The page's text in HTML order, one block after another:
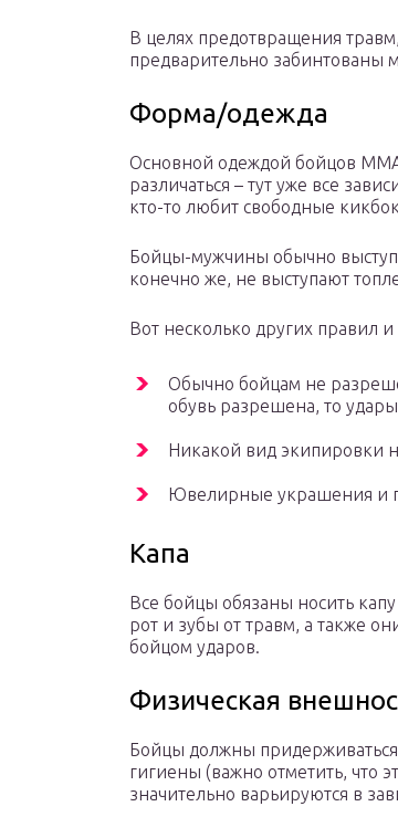
В целях предотвращения
предварительно забинтованы
Форма/одежда
Основной одеждой бойцов
различаться – тут уже все
кто-то любит свободные
Бойцы-мужчины обычно
конечно же, не выступают
Вот несколько других правил
Обычно бойцам не
обувь разрешена, то
Никакой вид экипировки
Ювелирные украшения и
Капа
Все бойцы обязаны носить
рот и зубы от травм, а также
бойцом ударов.
Физическая
Бойцы должны
гигиены (важно отметить, что
значительно варьируются в